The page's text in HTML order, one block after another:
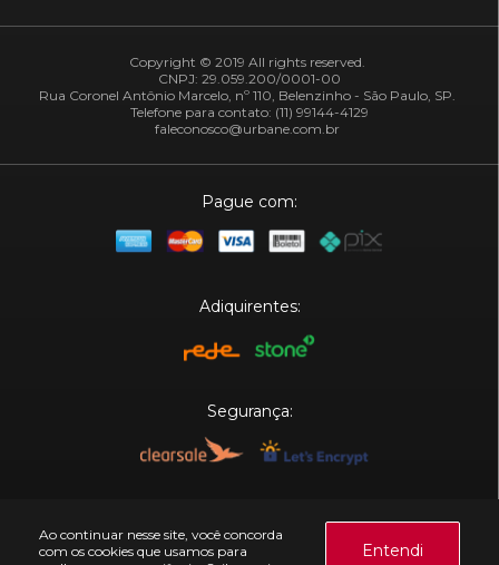
Ao continuar nesse site, você concorda
com os cookies que usamos para
Entendi
Copyright © 2019 All rights reserved.
CNPJ: 29.059.200/0001-00
Rua Coronel Antônio Marcelo, nº 110, Belenzinho - São Paulo, SP.
Telefone para contato: (11) 99144-4129
faleconosco@urbane.com.br
Pague com:
Adiquirentes:
Segurança: